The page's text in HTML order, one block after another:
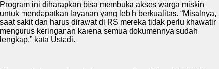
Program ini diharapkan bisa membuka akses warga miskin
untuk mendapatkan layanan yang lebih berkualitas. “Misalnya,
saat sakit dan harus dirawat di RS mereka tidak perlu khawatir
mengurus keringanan karena semua dokumennya sudah
lengkap,” kata Ustadi.